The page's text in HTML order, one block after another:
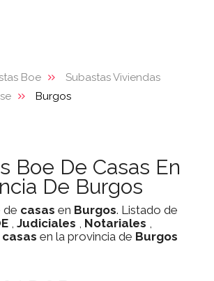
Boe
Subastas Viviendas
Burgos
Boe De Casas En
De Burgos
de casas en Burgos. Listado de
, Judiciales , Notariales ,
casas en la provincia de Burgos